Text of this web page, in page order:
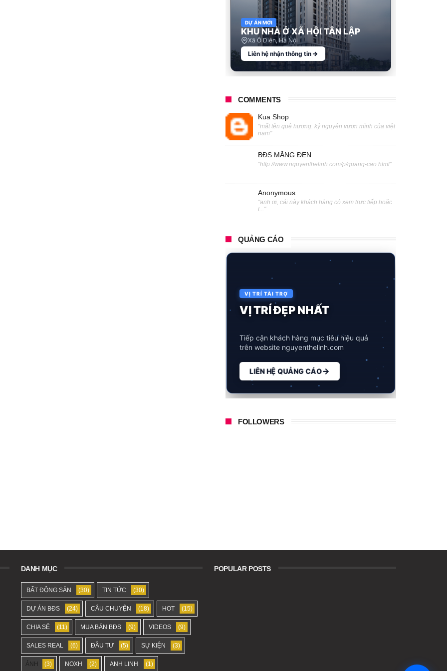
DỰ ÁN MỚI
KHU NHÀ Ở XÃ HỘI TÂN LẬP
Xã Ô Diên, Hà Nội
Liên hệ nhận thông tin
COMMENTS
Kua Shop
"mất tên quê hương. kỷ nguyên vươn mình của việt
nam"
BĐS MĂNG ĐEN
"http://www.nguyenthelinh.com/p/quang-cao.html"
Anonymous
"anh ơi, cái này khách hàng có xem trực tiếp hoặc
t..."
QUẢNG CÁO
VỊ TRÍ TÀI TRỢ
VỊ TRÍ ĐẸP NHẤT
Tiếp cận khách hàng mục tiêu hiệu quả
trên website nguyenthelinh.com
LIÊN HỆ QUẢNG CÁO
FOLLOWERS
DANH MỤC
BẤT ĐỘNG SẢN (30) TIN TỨC (30)
DỰ ÁN BĐS (24) CÂU CHUYỆN (18) HOT (15)
CHIA SẺ (11) MUA BÁN BĐS (9) VIDEOS (9)
SALES REAL (6) ĐẦU TƯ (5) SỰ KIỆN (3)
ẢNH (3) NOXH (2) ANH LINH (1)
POPULAR POSTS